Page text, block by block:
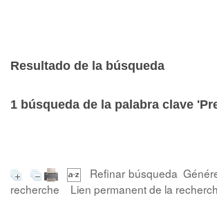
Resultado de la búsqueda
1 búsqueda de la palabra clave
Refinar búsqueda
recherche
Lien permanent de la